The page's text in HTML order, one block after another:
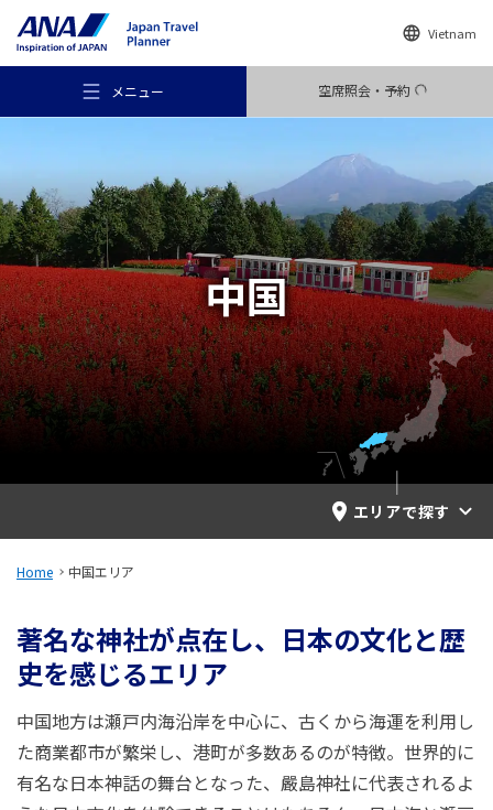
Vietnam
メニュー 空席照会・予約
おすすめの旅
旅のアイデア
行き先
ANA サービス
閉じる
中国
エリアで探す
Home 中国エリア
著名な神社が点在し、日本の文化と歴
史を感じるエリア
中国地方は瀬戸内海沿岸を中心に、古くから海運を利用し
た商業都市が繁栄し、港町が多数あるのが特徴。世界的に
有名な日本神話の舞台となった、嚴島神社に代表されるよ